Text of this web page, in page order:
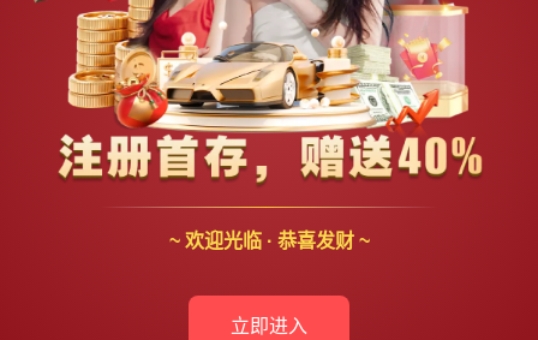
~ 欢迎光临 · 恭喜发财 ~
立即进入